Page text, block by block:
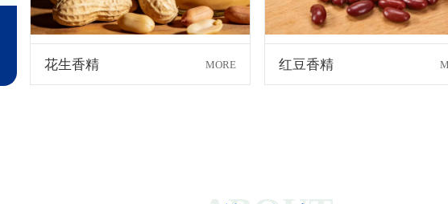
花生香精 MORE 红豆香精